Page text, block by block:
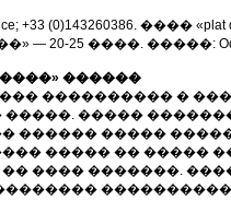
+33 (0)143260386. ���� «plat
— 20-25 ����. �����:
�����» ������
���������� �
�����
������ �����
����� �� �����
���� �������.